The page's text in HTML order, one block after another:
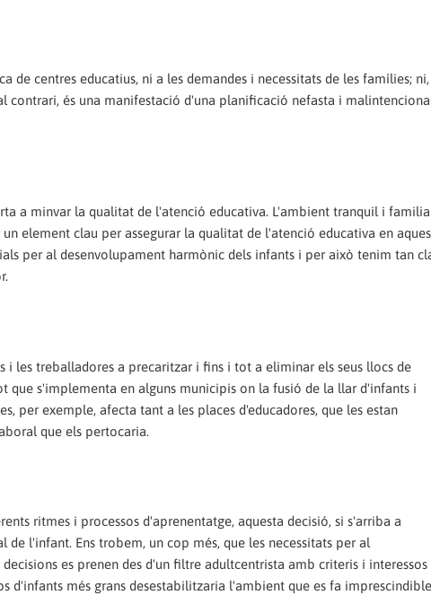
de centres educatius, ni a les demandes i necessitats de les famílies; ni,
contrari, és una manifestació d'una planificació nefasta i
a minvar la qualitat de l'atenció educativa. L'ambient tranquil i
element clau per assegurar la qualitat de l'atenció educativa en
per al desenvolupament harmònic dels infants i per això tenim tan
les treballadores a precaritzar i fins i tot a eliminar els seus llocs de
s'implementa en alguns municipis on la fusió de la llar d'infants i
per exemple, afecta tant a les places d'educadores, que les estan
que els pertocaria.
ritmes i processos d'aprenentatge, aquesta decisió, si s'arriba a
l'infant. Ens trobem, un cop més, que les necessitats per al
es prenen des d'un filtre adultcentrista amb criteris i interessos
d'infants més grans desestabilitzaria l'ambient que es fa